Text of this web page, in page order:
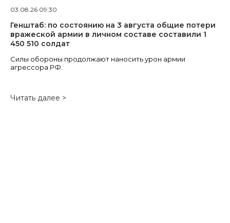
03.08.26 09:30
Генштаб: по состоянию на 3 августа общие потери
вражеской армии в личном составе составили 1
450 510 солдат
Силы обороны продолжают наносить урон армии
агрессора РФ.
Читать далее >